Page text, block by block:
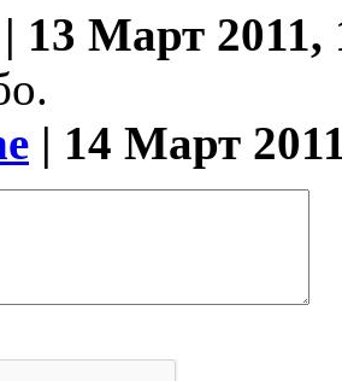
| 13 Март 2011,
| 14 Март